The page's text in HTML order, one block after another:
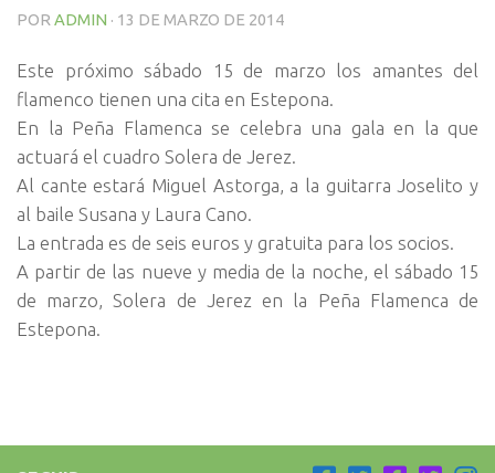
POR ADMIN · 13 DE MARZO DE 2014
Este próximo sábado 15 de marzo los amantes del
flamenco tienen una cita en Estepona.
En la Peña Flamenca se celebra una gala en la que
actuará el cuadro Solera de Jerez.
Al cante estará Miguel Astorga, a la guitarra Joselito y
al baile Susana y Laura Cano.
La entrada es de seis euros y gratuita para los socios.
A partir de las nueve y media de la noche, el sábado 15
de marzo, Solera de Jerez en la Peña Flamenca de
Estepona.